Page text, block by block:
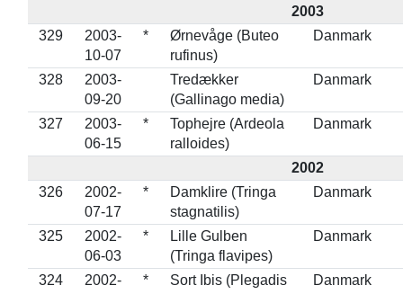
2003
329
2003-
10-07
*
Ørnevåge (Buteo
rufinus)
Danmark
328
2003-
09-20
Tredækker
(Gallinago media)
Danmark
327
2003-
06-15
*
Tophejre (Ardeola
ralloides)
Danmark
2002
326
2002-
07-17
*
Damklire (Tringa
stagnatilis)
Danmark
325
2002-
06-03
*
Lille Gulben
(Tringa flavipes)
Danmark
324
2002-
*
Sort Ibis (Plegadis
Danmark